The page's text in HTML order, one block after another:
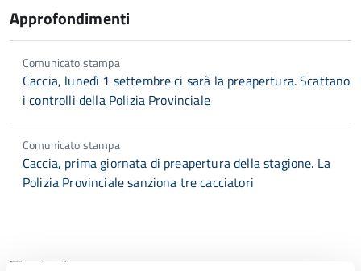
Approfondimenti
Comunicato stampa
Caccia, lunedì 1 settembre ci sarà la preapertura. Scattano
i controlli della Polizia Provinciale
Comunicato stampa
Caccia, prima giornata di preapertura della stagione. La
Polizia Provinciale sanziona tre cacciatori
Tipologia